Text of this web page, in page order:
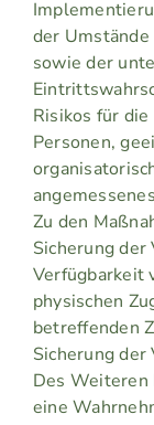
der
sowie der
Risikos für
Personen,
Zu den
Sicherung
Verfügbarkeit
physischen
betreffenden
Sicherung
Des Weiteren
eine